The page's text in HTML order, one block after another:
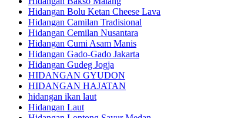
Hidangan Bolu Ketan Cheese Lava
Hidangan Camilan Tradisional
Hidangan Cemilan Nusantara
Hidangan Cumi Asam Manis
Hidangan Gado-Gado Jakarta
Hidangan Gudeg Jogja
HIDANGAN GYUDON
HIDANGAN HAJATAN
hidangan ikan laut
Hidangan Laut